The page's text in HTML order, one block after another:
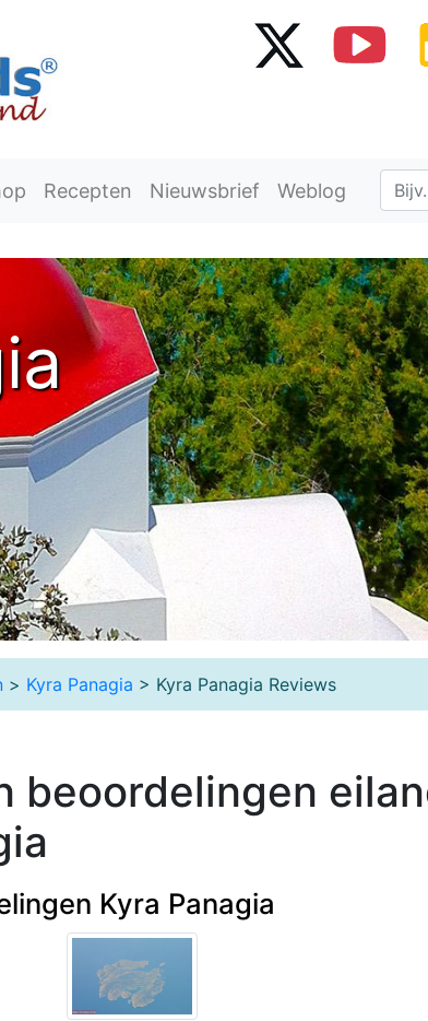
Recepten Nieuwsbrief Weblog
> Kyra Panagia > Kyra Panagia Reviews
beoordelingen
Kyra Panagia